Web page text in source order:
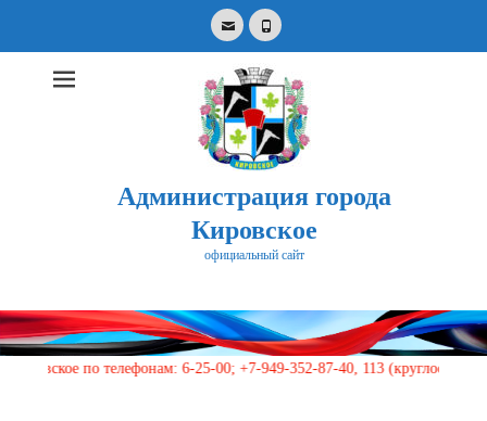
EmailPhone
Администрация города
Кировское
официальный сайт
for:
телефонам: 6-25-00; +7-949-352-87-40, 113 (круглосуточно)